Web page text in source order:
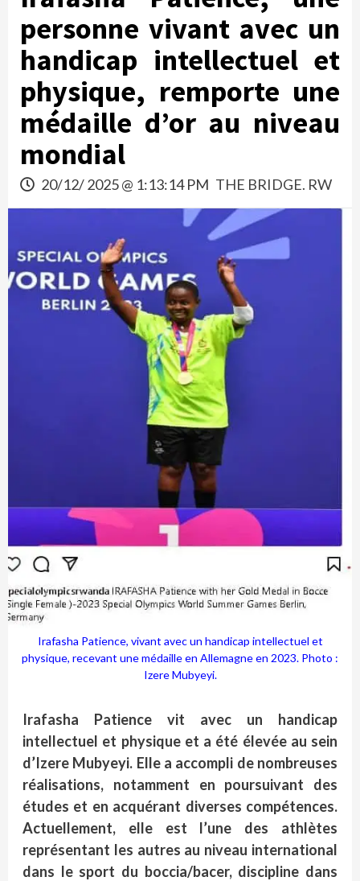
personne vivant avec un
handicap intellectuel et
physique, remporte une
médaille d’or au niveau
mondial
20/12/ 2025 @ 1:13:14 PM THE BRIDGE. RW
Irafasha Patience, vivant avec un handicap intellectuel et
physique, recevant une médaille en Allemagne en 2023. Photo :
Izere Mubyeyi.
Irafasha Patience vit avec un handicap
intellectuel et physique et a été élevée au sein
d’Izere Mubyeyi. Elle a accompli de nombreuses
réalisations, notamment en poursuivant des
études et en acquérant diverses compétences.
Actuellement, elle est l’une des athlètes
représentant les autres au niveau international
dans le sport du boccia/bacer, discipline dans